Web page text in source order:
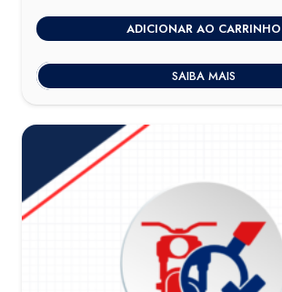
ADICIONAR AO CARRINHO
SAIBA MAIS